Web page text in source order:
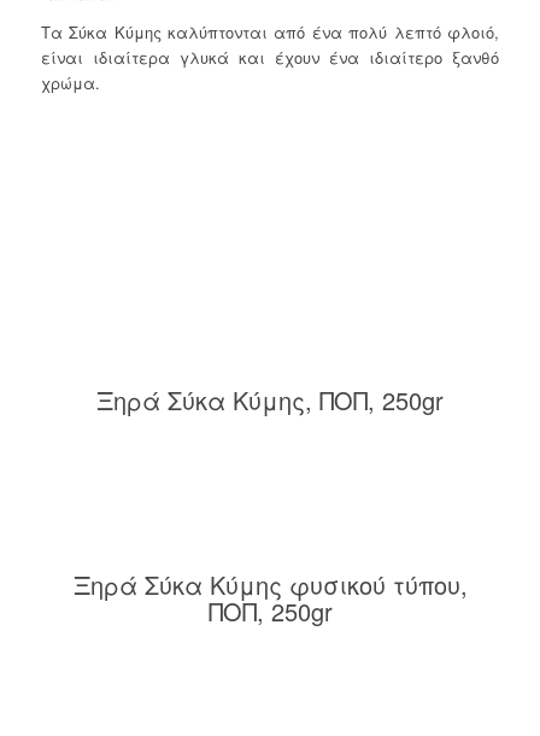
Τα Σύκα Κύμης καλύπτονται από ένα πολύ λεπτό φλοιό,
είναι ιδιαίτερα γλυκά και έχουν ένα ιδιαίτερο ξανθό
χρώμα.
Ξηρά Σύκα Κύμης, ΠΟΠ, 250gr
Ξηρά Σύκα Κύμης φυσικού τύπου,
ΠΟΠ, 250gr